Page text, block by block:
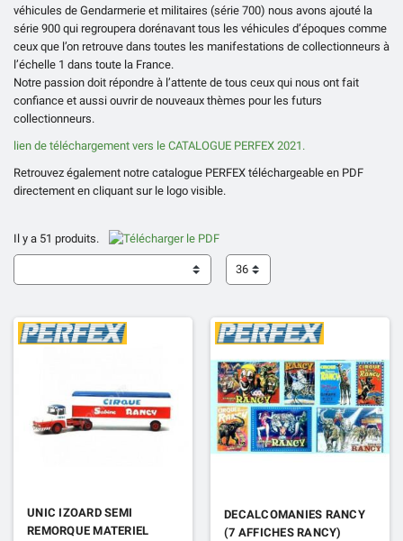
véhicules de Gendarmerie et militaires (série 700) nous avons ajouté la
série 900 qui regroupera dorénavant tous les véhicules d’époques comme
ceux que l’on retrouve dans toutes les manifestations de collectionneurs à
l’échelle 1 dans toute la France.
Notre passion doit répondre à l’attente de tous ceux qui nous ont fait
confiance et aussi ouvrir de nouveaux thèmes pour les futurs
collectionneurs.
lien de téléchargement vers le CATALOGUE PERFEX 2021.
Retrouvez également notre catalogue PERFEX téléchargeable en PDF
directement en cliquant sur le logo visible.
Il y a 51 produits.
36
UNIC IZOARD SEMI
REMORQUE MATERIEL
DECALCOMANIES RANCY
(7 AFFICHES RANCY)